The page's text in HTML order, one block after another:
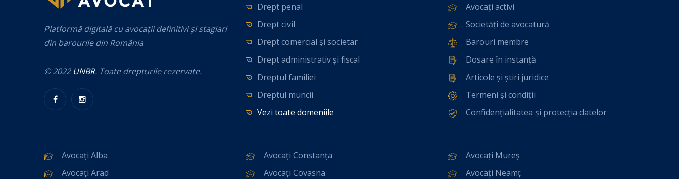
Platformă digitală cu avocații definitivi și stagiari
din barourile din România
© 2022 UNBR. Toate drepturile rezervate.
Drept penal
Drept civil
Drept comercial și societar
Drept administrativ și fiscal
Dreptul familiei
Dreptul muncii
Vezi toate domeniile
Avocați activi
Societăți de avocatură
Barouri membre
Dosare în instanță
Articole și știri juridice
Termeni și condiții
Confidențialitatea și protecția datelor
Avocați Alba
Avocați Arad
Avocați Constanța
Avocați Covasna
Avocați Mureș
Avocați Neamț